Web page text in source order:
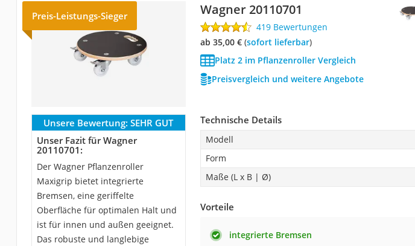
Preis-Leistungs-Sieger Wagner 20110701
419 Bewertungen
ab 35,00 €( Sofort lieferbar)
Platz 2 im Pflanzenroller Vergleich
Preisvergleich und weitere Angebote
Unsere Bewertung: SEHR GUT
Unser Fazit für Wagner
20110701:
Der Wagner Pflanzenroller
Maxigrip bietet integrierte
Bremsen, eine geriffelte
Oberfläche für optimalen Halt und
ist für innen und außen geeignet.
Das robuste und langlebige
Technische Details
Modell
Form
Maße (L x B | Ø)
Vorteile
integrierte Bremsen